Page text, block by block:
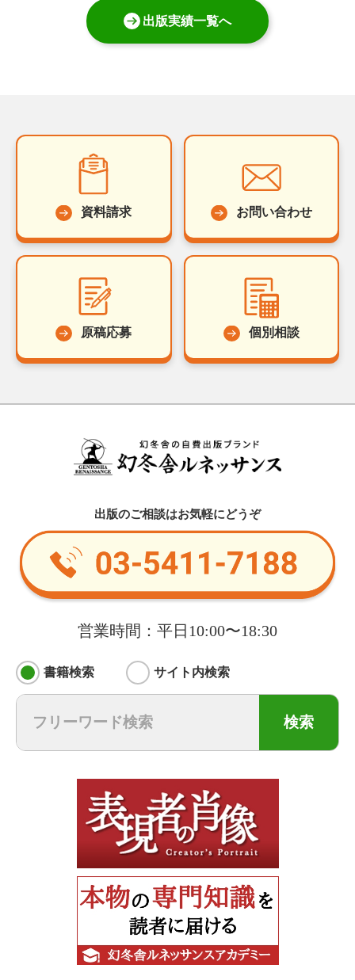
出版実績一覧へ
資料請求 お問い合わせ
原稿応募 個別相談
出版のご相談はお気軽にどうぞ
営業時間：平日10:00〜18:30
書籍検索 サイト内検索
検索